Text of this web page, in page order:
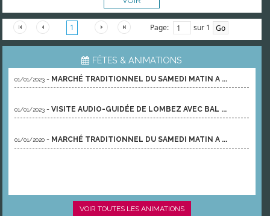
1 Page: sur 1
FÊTES & ANIMATIONS
01/01/2023 - MARCHÉ TRADITIONNEL DU SAMEDI MATIN A ...
01/01/2023 -VISITE AUDIO-GUIDÉE DE LOMBEZ AVEC BAL ...
01/01/2020 - MARCHÉ TRADITIONNEL DU SAMEDI MATIN A ...
VOIR TOUTES LES ANIMATIONS